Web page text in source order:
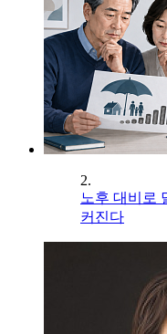
2.
노후 대비로
커진다